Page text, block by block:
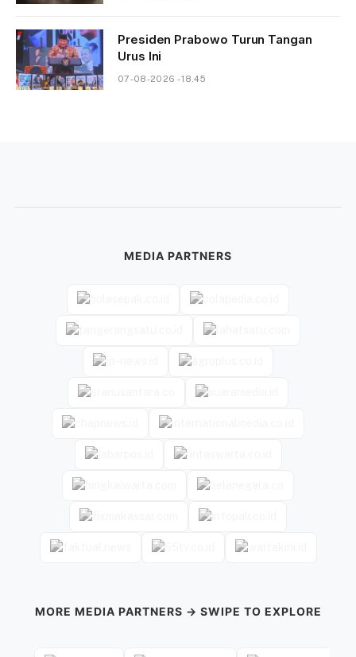
Presiden Prabowo Turun Tangan
Urus Ini
07-08-2026 - 18.45
MEDIA PARTNERS
MORE MEDIA PARTNERS → SWIPE TO EXPLORE